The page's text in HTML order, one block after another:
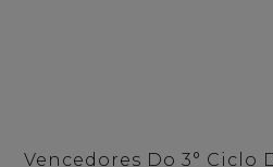
Vencedores Do 3° Ciclo